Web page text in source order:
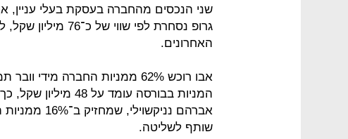
שני הנכסים מהחברה בעסקת בעלי עניין,
האחרונים.
המניות בבורסה
אברהם
שותף לשליטה.